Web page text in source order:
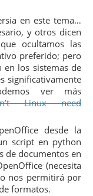
p
en este tema…
y otros dicen
que ocultamos las
preferido; pero
en los sistemas de
significativamente
ver más
Linux need
desde la
script en python
de documentos en
(necesita
nos permitirá por
formatos.